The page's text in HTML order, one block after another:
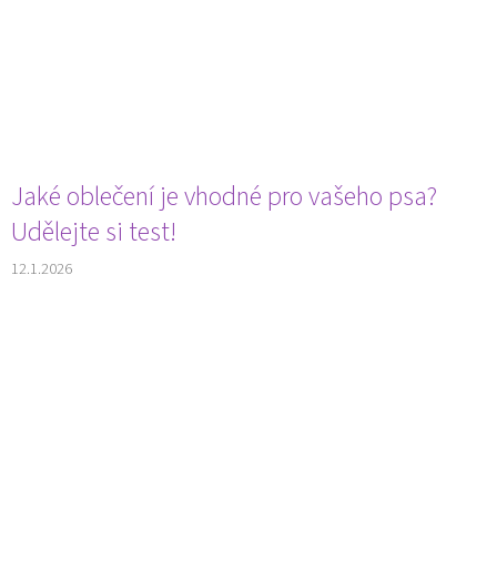
Jaké oblečení je vhodné pro vašeho psa?
Udělejte si test!
12.1.2026